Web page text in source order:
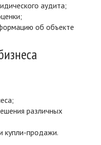
аудита;
об объекте
различных
купли-продажи.